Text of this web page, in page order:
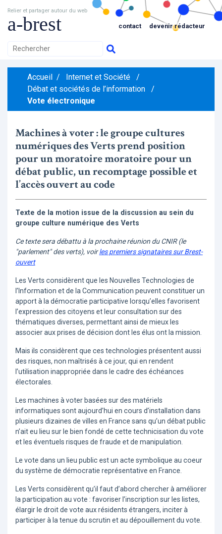
Relier et partager autour du web
a-brest contact devenir rédacteur
Accueil / Internet et Société
/
Débat et sociétés de l’information
/
Vote électronique
Machines à voter : le groupe cultures
numériques des Verts prend position
pour un moratoire moratoire pour un
débat public, un recomptage possible et
l’accès ouvert au code
Texte de la motion issue de la discussion au sein du
groupe culture numérique des Verts
Ce texte sera débattu à la prochaine réunion du CNIR (le
"parlement" des verts), voirles premiers signataires sur Brest-
ouvert
Les Verts considèrent que les Nouvelles Technologies de
l’Information et de la Communication peuvent constituer un
apport à la démocratie participative lorsqu’elles favorisent
l’expression des citoyens et leur consultation sur des
thématiques diverses, permettant ainsi de mieux les
associer aux prises de décision dont les élus ont la mission.
Mais ils considèrent que ces technologies présentent aussi
des risques, non maîtrisés à ce jour, qui en rendent
l’utilisation inappropriée dans le cadre des échéances
électorales.
Les machines à voter basées sur des matériels
informatiques sont aujourd’hui en cours d’installation dans
plusieurs dizaines de villes en France sans qu’un débat public
n’ait eu lieu sur le bien fondé de cette technicisation du vote
et les éventuels risques de fraude et de manipulation.
Le vote dans un lieu public est un acte symbolique au coeur
du système de démocratie représentative en France.
Les Verts considèrent qu’il faut d’abord chercher à améliorer
la participation au vote : favoriser l’inscription sur les listes,
élargir le droit de vote aux résidents étrangers, inciter à
participer à la tenue du scrutin et au dépouillement du vote.